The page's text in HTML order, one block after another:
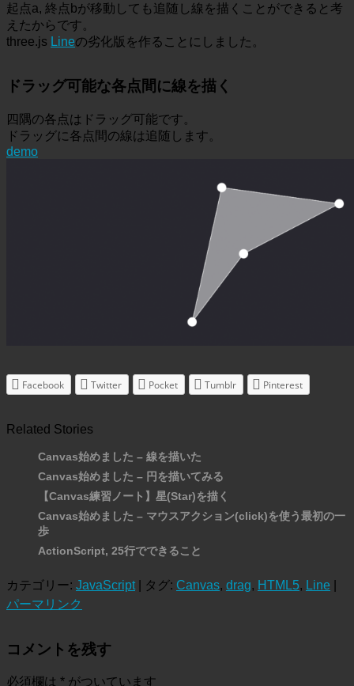
起点a, 終点bが移動しても追随し線を描くことができると考
えたからです。
three.js Lineの劣化版を作ることにしました。
ドラッグ可能な各点間に線を描く
四隅の各点はドラッグ可能です。
ドラッグに各点間の線は追随します。
demo
Facebook Twitter Pocket Tumblr Pinterest
Related Stories
Canvas始めました – 線を描いた
Canvas始めました – 円を描いてみる
【Canvas練習ノート】星(Star)を描く
Canvas始めました – マウスアクション(click)を使う最初の一
歩
ActionScript, 25行でできること
カテゴリー: JavaScript| タグ: Canvas, drag, HTML5, Line
パーマリンク
コメントを残す
必須欄は * がついています